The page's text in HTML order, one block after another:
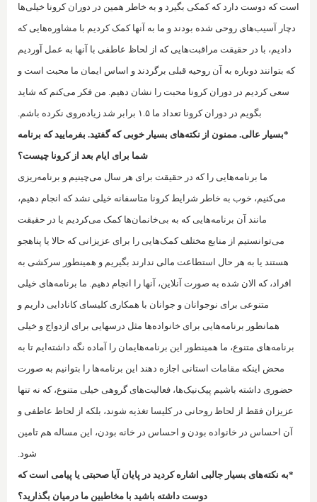
است که دوست دارد که کمکی بگیرد و به خاطر همین در دوران کرونا خیلی‌ها
دچار آسیب‌های روحی شده بودند و ما به آنها کمک کردیم با مشاوره‌هایی که
دادیم، با در حقیقت مراقبت‌هایی که از لحاظ عاطفی با آنها به عمل آوردیم
که بتوانند دو‌باره به آن روحیه قبلی برگردند و اساس ایمان ما محبت است و
سعی کردیم در دوران کرونا محبت را نشان دهیم. من فکر می‌کنم که شاید
بگویم در دوران کرونا تعداد ما ۱.۵ برابر شد زیاده‌روی نکرده باشم.
*بسیار عالی. ممنون از نکته‌های بسیار خوبی که گفتید. بفرمایید که برنامه
شما بر‌ای ایام بعد از کرونا چیست؟
ما برنامه‌هایی را که ‌در حقیقت برای هر سال می‌چینیم و برنامه‌ریزی
می‌کنیم، خوب به خاطر شرایط کرونا متاسفانه خیلی نشد که انجام دهیم،
مانند آن برنامه‌هایی که به بی‌خانمان‌ها کمک می‌کردیم یا در حقیقت
می‌توانستیم از منابع مختلف کمک‌هایی را برای عزیزانی که حالا یا پناهجو
هستند یا به هر حال استطاعت مالی ندارند بگیریم و همینطور سرکشی به
افراد، که الان شده به صورت آنلاین، آنها را انجام دهیم. ما برنامه‌های خیلی
متنوعی برای نوجوانان و جوانان با همکاری کلیسای کانادایی داریم و
همانطور برنامه‌هایی برای خانواده‌ها مثل درسهایی برای ازدواج و خیلی
برنامه‌های متنوع، ما همینطور این برنامه‌هایمان را آماده نگه داشته‌ایم تا به
محض اینکه مقامات استانی اجازه دهند این برنامه‌ها ر‌ا بتوانیم به صورت
حضوری داشته باشیم پیک‌نیک‌ها، فعالیت‌های گروهی خیلی متنوع، که نه تنها
عزیزان فقط از لحاظ روحانی در کلیسا تغذیه شوند، بلکه از لحاظ عاطفی و
آن احساس در خانواده بودن و احساس در خانه بودن، این مساله هم تامین
شود.
*به نکته‌های بسیار جالبی اشاره کردید در پایان آیا صحبتی یا پیامی است که
دوست داشته باشید با مخاطبین ما درمیان بگذارید؟